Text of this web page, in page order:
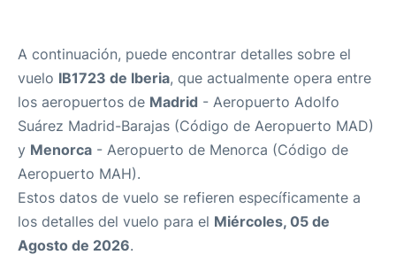
A continuación, puede encontrar detalles sobre el
vuelo IB1723 de Iberia, que actualmente opera entre
los aeropuertos de Madrid - Aeropuerto Adolfo
Suárez Madrid-Barajas (Código de Aeropuerto MAD)
y Menorca - Aeropuerto de Menorca (Código de
Aeropuerto MAH).
Estos datos de vuelo se refieren específicamente a
los detalles del vuelo para el Miércoles, 05 de
Agosto de 2026.